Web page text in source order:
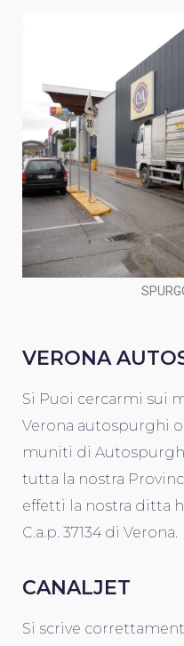
VERONA
Si Puoi cercarmi sui
Verona autospurghi
muniti di
tutta la nostra
effetti la nostra ditta
C.a.p. 37134 di Verona.
CANALJET
Si scrive